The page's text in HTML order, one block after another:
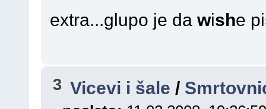
extra...glupo je da wishe pi
3 Vicevi i šale /